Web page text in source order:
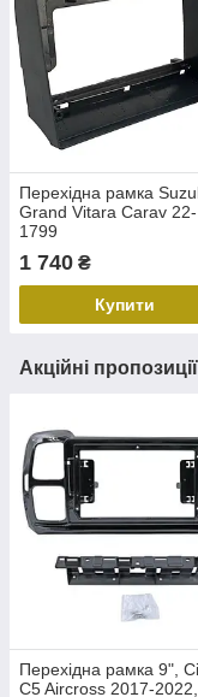
Перехідна рамка
Grand Vitara Carav 22-
1799
1 740 ₴
Купити
Акційні
Перехідна рамка 9",
C5 Aircross 2017-